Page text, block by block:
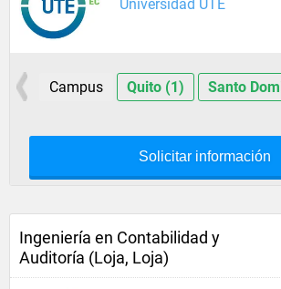
Universidad UTE
Campus Quito (1) Santo
Solicitar información
Ingeniería en Contabilidad y
Auditoría (Loja, Loja)